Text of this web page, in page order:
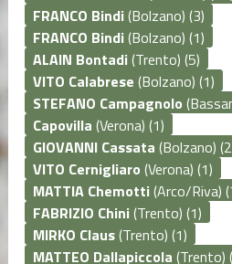
FRANCO Bindi(Bolzano) (3)
FRANCO Bindi(Bolzano) (1)
ALAIN Bontadi(Trento) (5)
VITO Calabrese (Bolzano) (1)
STEFANO Campagnolo
Capovilla (Verona) (1)
GIOVANNI Cassata (Bolzano)
VITO Cernigliaro (Verona) (1)
MATTIA Chemotti(Arco/Riva)
FABRIZIO Chini(Trento) (1)
MIRKO Claus(Trento) (1)
MATTEO Dallapiccola (Trento)